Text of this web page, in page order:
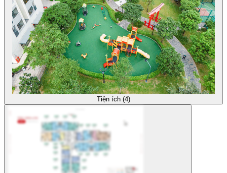
Tiện ích (4)